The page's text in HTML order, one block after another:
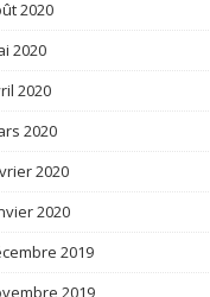
2020
2020
2020
2020
2020
2020
2019
2019